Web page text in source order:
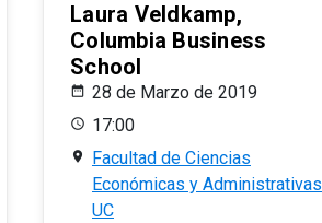
Laura Veldkamp,
Columbia Business
School
28 de Marzo de 2019
17:00
Facultad de Ciencias
Económicas y Administrativas
UC